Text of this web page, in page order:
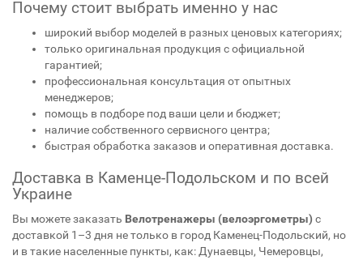
Почему стоит выбрать именно у нас
широкий выбор моделей в разных ценовых категориях;
только оригинальная продукция с официальной
гарантией;
профессиональная консультация от опытных
менеджеров;
помощь в подборе под ваши цели и бюджет;
наличие собственного сервисного центра;
быстрая обработка заказов и оперативная доставка.
Доставка в Каменце-Подольском и по всей
Украине
Вы можете заказать Велотренажеры (велоэргометры) с
доставкой 1–3 дня не только в город Каменец-Подольский, но
и в такие населенные пункты, как: Дунаевцы, Чемеровцы,